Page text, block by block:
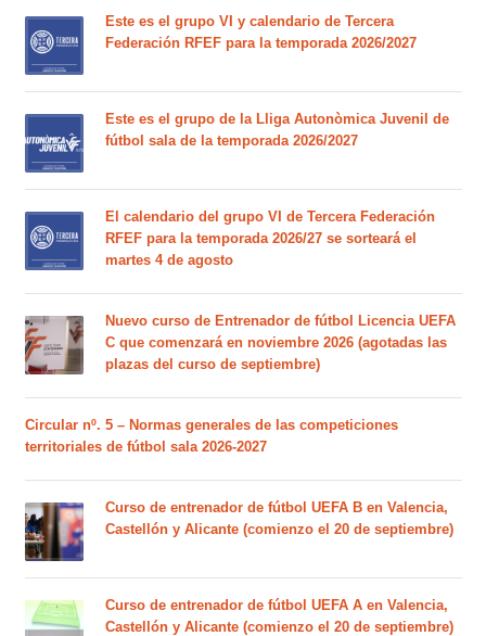
Este es el grupo VI y calendario de Tercera
Federación RFEF para la temporada 2026/2027
Este es el grupo de la Lliga Autonòmica Juvenil de
fútbol sala de la temporada 2026/2027
El calendario del grupo VI de Tercera Federación
RFEF para la temporada 2026/27 se sorteará el
martes 4 de agosto
Nuevo curso de Entrenador de fútbol Licencia UEFA
C que comenzará en noviembre 2026 (agotadas las
plazas del curso de septiembre)
Circular nº. 5 – Normas generales de las competiciones
territoriales de fútbol sala 2026-2027
Curso de entrenador de fútbol UEFA B en Valencia,
Castellón y Alicante (comienzo el 20 de septiembre)
Curso de entrenador de fútbol UEFA A en Valencia,
Castellón y Alicante (comienzo el 20 de septiembre)